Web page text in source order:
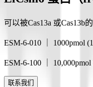
可以被Cas13a 或Cas13b
ESM-6-010 ｜ 1000pmol
ESM-6-100 ｜
联系我们